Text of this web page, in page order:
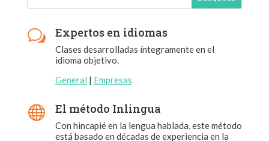
w Expertos en idiomas
Clases desarrolladas íntegramente en el
idioma objetivo.
General | Empresas
 El método Inlingua
Con hincapié en la lengua hablada, este método
está basado en décadas de experiencia en la